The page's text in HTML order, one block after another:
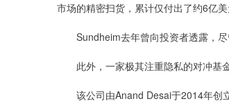
市场的精密扫货，累计仅付出了约6亿美
Sundheim去年曾向投资者透露，尽
此外，一家极其注重隐私的对冲基金
该公司由Anand Desai于2014年创立